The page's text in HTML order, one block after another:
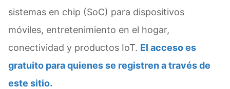
sistemas en chip (SoC) para dispositivos
móviles, entretenimiento en el hogar,
conectividad y productos IoT. El acceso es
gratuito para quienes se registren a través de
este sitio.